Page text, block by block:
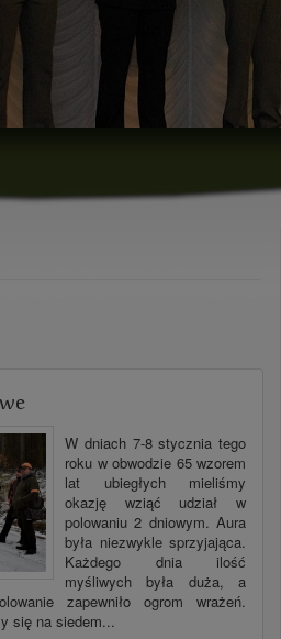
W dniach 7-8 stycznia tego
roku w obwodzie 65 wzorem
lat ubiegłych mieliśmy
okazję wziąć udział w
polowaniu 2 dniowym. Aura
była niezwykle sprzyjająca.
Każdego dnia ilość
myśliwych była duża, a
zapewniło ogrom wrażeń.
się na siedem...